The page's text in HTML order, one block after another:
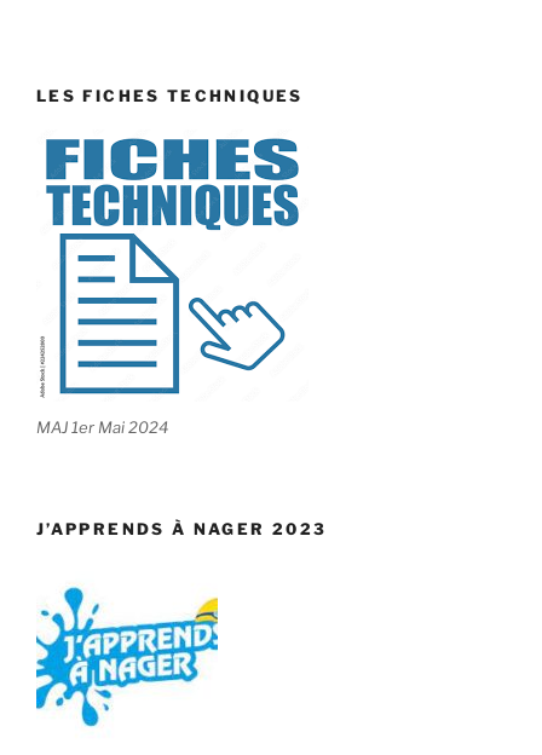
LES FICHES TECHNIQUES
MAJ 1er Mai 2024
J’APPRENDS À NAGER 2023